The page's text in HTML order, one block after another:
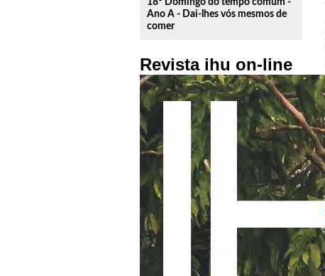
18º Domingo do tempo comum -
Ano A - Dai-lhes vós mesmos de
comer
Revista ihu on-line